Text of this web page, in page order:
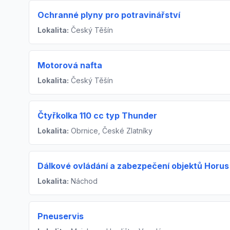
Ochranné plyny pro potravinářství
Lokalita: Český Těšín
Motorová nafta
Lokalita: Český Těšín
Čtyřkolka 110 cc typ Thunder
Lokalita: Obrnice, České Zlatníky
Dálkové ovládání a zabezpečení objektů
Lokalita: Náchod
Pneuservis